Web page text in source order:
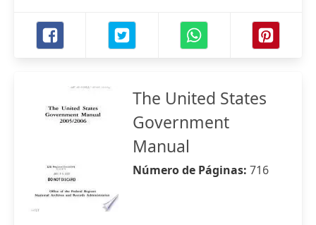
The United States
Government
Manual
Número de Páginas: 716